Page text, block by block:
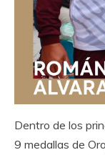
Dentro de los
9 medallas de